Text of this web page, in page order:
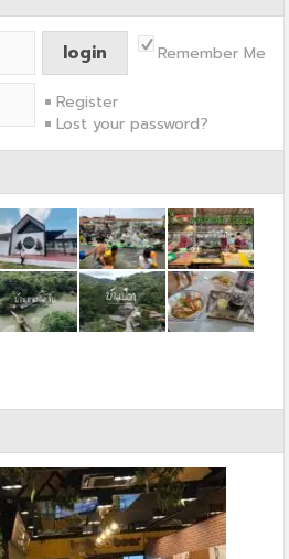
Remember Me
Register
Lost your password?